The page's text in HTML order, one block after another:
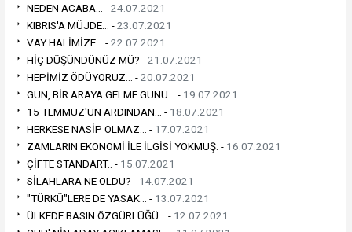
NEDEN ACABA... -24.07.2021
KIBRIS'A MÜJDE... -23.07.2021
VAY HALİMİZE... -22.07.2021
HİÇ DÜŞÜNDÜNÜZ MÜ? -21.07.2021
HEPİMİZ ÖDÜYORUZ... -20.07.2021
GÜN, BİR ARAYA GELME GÜNÜ... - 19.07.2021
15 TEMMUZ'UN ARDINDAN... - 18.07.2021
HERKESE NASİP OLMAZ... - 17.07.2021
ZAMLARIN EKONOMİ İLE İLGİSİ YOKMUŞ. - 16.07.2021
ÇİFTE STANDART.. - 15.07.2021
SİLAHLARA NE OLDU? - 14.07.2021
"TÜRKÜ"LERE DE YASAK... - 13.07.2021
ÜLKEDE BASIN ÖZGÜRLÜĞÜ... - 12.07.2021